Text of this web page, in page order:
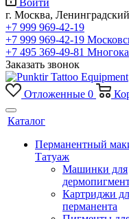
Войти
г. Москва,
+7 999 969-42-19
+7 999 969-42-19
+7 495 369-49-81
Заказать звонок
Отложенные 0
Каталог
Перманентный
Татуаж
Машинки для
Картриджи
перманента